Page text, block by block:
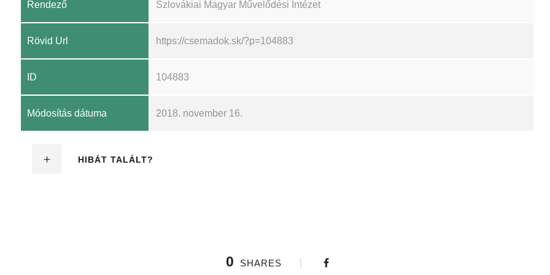
Rendező Szlovákiai Magyar Művelődési Intézet
Rövid Url https://csemadok.sk/?p=104883
ID 104883
Módosítás dátuma 2018. november 16.
HIBÁT TALÁLT?
0 SHARES